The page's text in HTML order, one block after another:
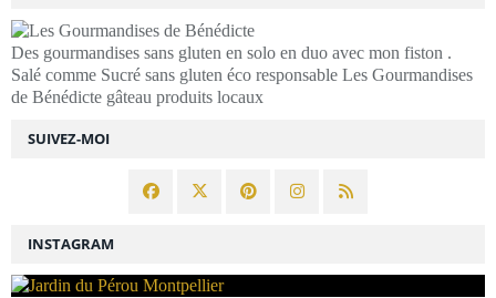
SUIVEZ-MOI
Des gourmandises sans gluten en solo en duo avec mon fiston .
Salé comme Sucré sans gluten éco responsable Les Gourmandises
de Bénédicte gâteau produits locaux
INSTAGRAM